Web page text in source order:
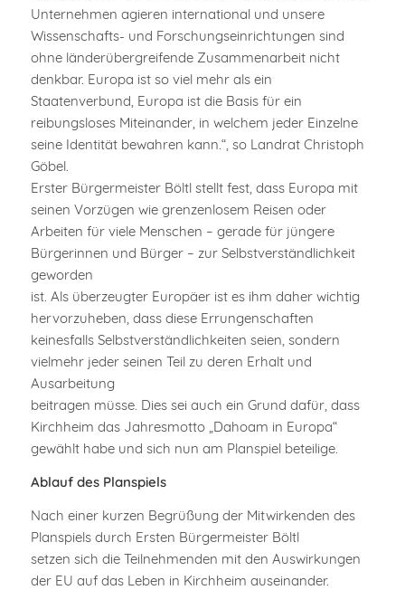
Unternehmen agieren international und unsere
Wissenschafts- und Forschungseinrichtungen sind
ohne länderübergreifende Zusammenarbeit nicht
denkbar. Europa ist so viel mehr als ein
Staatenverbund, Europa ist die Basis für ein
reibungsloses Miteinander, in welchem jeder Einzelne
seine Identität bewahren kann.“, so Landrat Christoph
Göbel.
Erster Bürgermeister Böltl stellt fest, dass Europa mit
seinen Vorzügen wie grenzenlosem Reisen oder
Arbeiten für viele Menschen – gerade für jüngere
Bürgerinnen und Bürger – zur Selbstverständlichkeit
geworden
ist. Als überzeugter Europäer ist es ihm daher wichtig
hervorzuheben, dass diese Errungenschaften
keinesfalls Selbstverständlichkeiten seien, sondern
vielmehr jeder seinen Teil zu deren Erhalt und
Ausarbeitung
beitragen müsse. Dies sei auch ein Grund dafür, dass
Kirchheim das Jahresmotto „Dahoam in Europa“
gewählt habe und sich nun am Planspiel beteilige.
Ablauf des Planspiels
Nach einer kurzen Begrüßung der Mitwirkenden des
Planspiels durch Ersten Bürgermeister Böltl
setzen sich die Teilnehmenden mit den Auswirkungen
der EU auf das Leben in Kirchheim auseinander.